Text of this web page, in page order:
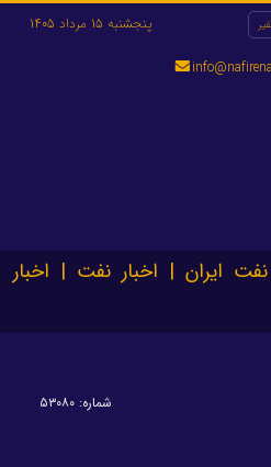
پنجشنبه 15 مرداد 1405
ایران | اخبار نفت | اخبار
شماره: ۵۳۰۸۰